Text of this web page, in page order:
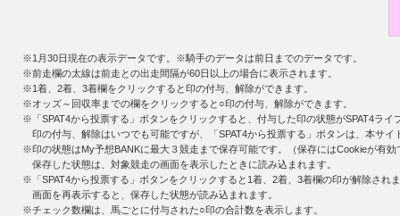
※1月30日現在の表示データです。※騎手のデータは前日までのデータです。
※前走欄の太線は前走との出走間隔が60日以上の場合に表示されます。
※1着、2着、3着欄をクリックすると印の付与、解除ができます。
※オッズ～回収率までの欄をクリックすると○印の付与、解除ができます。
※「SPAT4から投票する」ボタンをクリックすると、付与した印の状態がSPAT4ライ
印の付与、解除はいつでも可能ですが、「SPAT4から投票する」ボタンは、本サ
※印の状態はMy予想BANKに最大３競走まで保存可能です。（保存にはCookieが
保存した状態は、対象競走の画面を表示したときに読み込まれます。
※「SPAT4から投票する」ボタンをクリックすると1着、2着、3着欄の印が解除され
画面を再表示すると、保存した状態が読み込まれます。
※チェック数欄は、馬ごとに付与された○印の合計数を表示します。